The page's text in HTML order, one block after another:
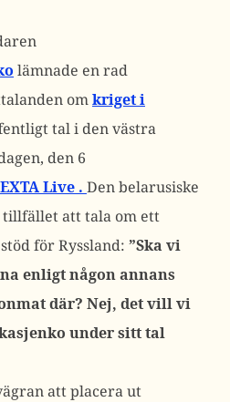
lämnade en rad
omkriget i
tal i den västra
den 6
Live . Den belarusiske
att tala om ett
för Ryssland: ”Ska vi
enligt någon annans
där? Nej, det vill vi
under sitt tal
att placera ut